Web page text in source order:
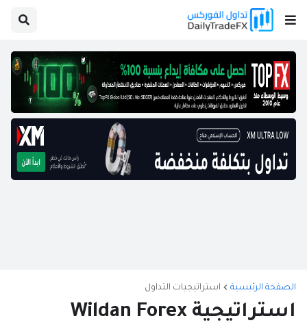
الصفحة الرئيسية استراتيجيات التداول
استراتيجية Wildan Forex